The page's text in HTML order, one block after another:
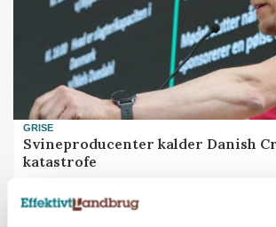
GRISE
Svineproducenter kalder Danish
katastrofe